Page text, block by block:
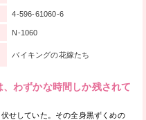
わずかな時間しか残されて
せしていた。その全身黒ずくめの
4-596-61060-6
N-1060
バイキングの花嫁たち